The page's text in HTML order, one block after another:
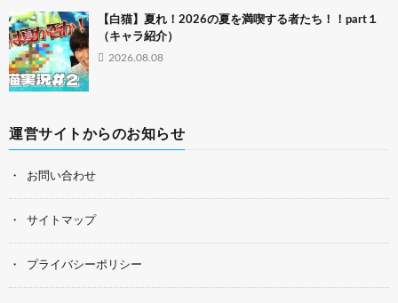
【白猫】夏れ！2026の夏を満喫する者たち！！part１
（キャラ紹介）
2026.08.08
運営サイトからのお知らせ
お問い合わせ
サイトマップ
プライバシーポリシー